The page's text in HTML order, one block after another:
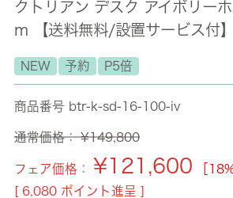
クトリアン デスク アイボリー
m 【送料無料/設置サービス付】
NEW 予約 P5倍
商品番号 btr-k-sd-16-100-iv
通常価格： ¥149,800
フェア価格： ¥121,600
［
[ 6,080 ポイント進呈 ]